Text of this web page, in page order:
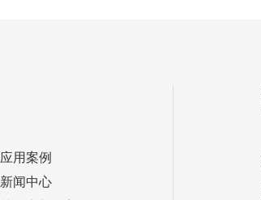
应用案例
新闻中心